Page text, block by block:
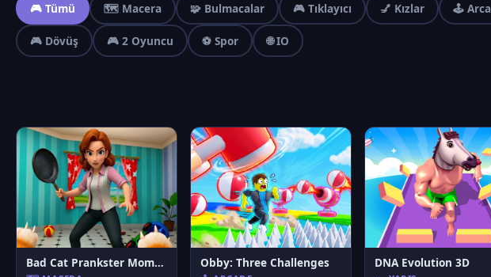
🎮 Tümü 🗺️ Macera 🧩 Bulmacalar 🎮 Tıklayıcı 💅 Kızlar 🕹️
🎮 Dövüş 🎮 2 Oyuncu ⚽ Spor 🌐 IO
Bad Cat Prankster Moms Return Obby: Three Challenges DNA Evolution 3D